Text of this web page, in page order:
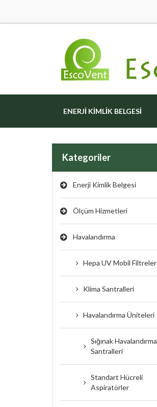
ENERJI KIMLIK BELGESI
Kategoriler
Enerji Kimlik Belgesi
Ölçüm Hizmetleri
Havalandırma
Hepa UV Mobil Filtreler
Klima Santralleri
Havalandırma Üniteleri
Sığınak Havalandırma
Santralleri
Standart Hücreli
Aspiratörler